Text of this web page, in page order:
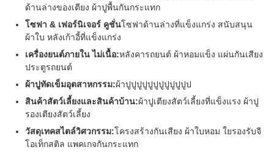
ด้านล่างของเตียง ผ้าปูพื้นกันกระแทก
โซฟา & เฟอร์นิเจอร์ คูชั่นโซฟาด้านล่างที่แข็งแกร่ง สนับสนุน
ผ้าใบ หลังเก้าอี้ที่แข็งแกร่ง
เครื่องยนต์ภายใน ไม่เนื้อ:หลังคารถยนต์ ผ้าหอมแข็ง แผ่นกันเสียง
ประตูรถยนต์
ผ้าปูทัดเข็มอุตสาหกรรม:ผ้าปูปูปูปูปูปูปูปูปูปูปูป
สินค้าสัตว์เลี้ยงและสินค้าบ้าน:ผ้าปูเตียงสัตว์เลี้ยงที่แข็งแรง ผ้าปู
รองเตียงสัตว์เลี้ยง
วัสดุเทคสไตล์วิศวกรรม:โครงสร้างกันเสียง ผ้าใบหอม ใยรองรับจี
โอเท็กสติล แพคเกจกันกระแทก